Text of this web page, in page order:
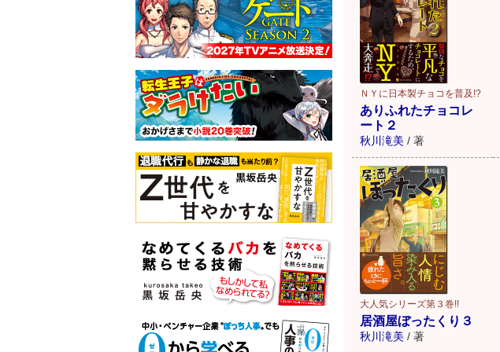
ＮＹに日本製チョコを普及!?
ありふれたチョコレ
ート２
秋川滝美 / 著
大人気シリーズ第３巻!!
居酒屋ぼったくり３
秋川滝美 / 著